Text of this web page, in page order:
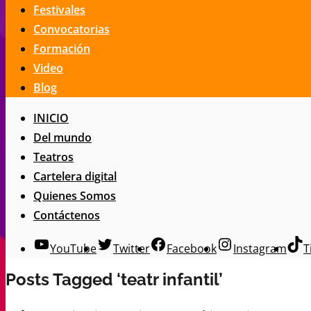
Festivales
Convocatorias
Formación
Video
Blog
INICIO
Del mundo
Teatros
Cartelera digital
Quienes Somos
Contáctenos
YouTube Twitter Facebook Instagram
Posts Tagged ‘teatr infantil’